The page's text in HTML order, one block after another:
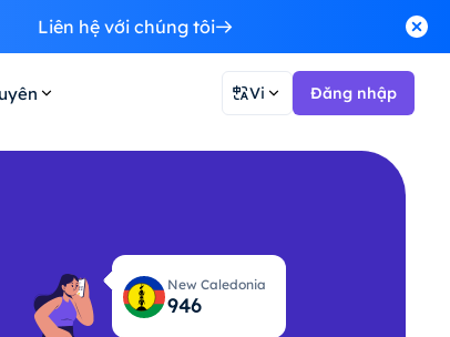
Liên hệ với chúng tôi
Vi Đăng nhập
New Caledonia
957